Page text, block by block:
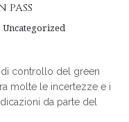
Uncategorized
di controllo del green
molte le incertezze e i
da parte del